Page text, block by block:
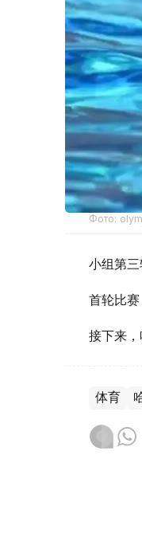
Фото:
小组第
首轮比
接下来，
体育